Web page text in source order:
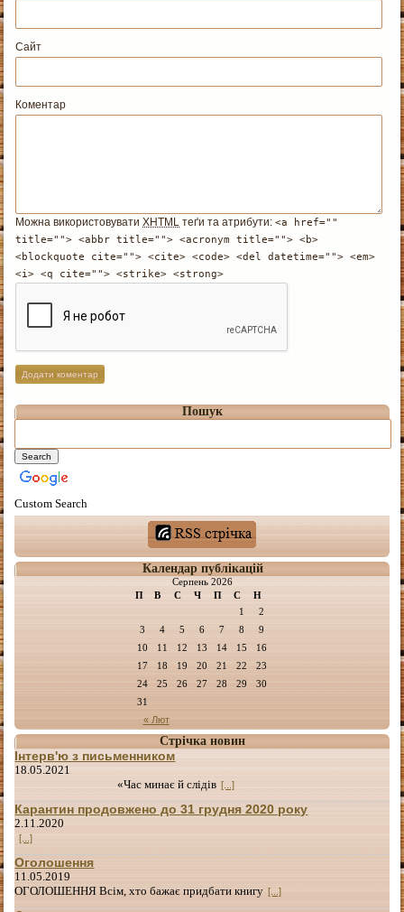
Сайт
Коментар
Можна використовуватиXHTML теґи та атрибути:<a href=""
title=""> <abbr title=""> <acronym title=""> <b>
<blockquote cite=""> <cite> <code> <del datetime=""> <em>
<i> <q cite=""> <strike> <strong>
Пошук
Custom Search
Календар публікацій
Серпень 2026
П
В С Ч П С Н
« Лют
1
2
3
4 5 6 7 8
9
10
11 12 13 14 15
16
17
18 19 20 21 22
23
24
25 26 27 28 29
30
31
Стрічка новин
Інтерв'ю з письменником
18.05.2021
«Час минає й слідів [...]
Карантин продовжено до 31 грудня 2020 року
2.11.2020
[...]
Оголошення
11.05.2019
ОГОЛОШЕННЯ Всім, хто бажає придбати книгу [...]